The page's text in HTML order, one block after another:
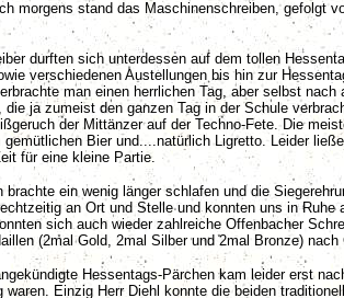
morgens stand das Maschinenschreiben, gefolgt
durften sich unterdessen auf dem tollen
verschiedenen Austellungen bis hin zur
man einen herrlichen Tag, aber selbst
die ja zumeist den ganzen Tag in der Schule
der Mittänzer auf der Techno-Fete. Die
Bier und....natürlich Ligretto. Leider
für eine kleine Partie.
brachte ein wenig länger schlafen und die
an Ort und Stelle und konnten uns in
sich auch wieder zahlreiche Offenbacher
(2mal Gold, 2mal Silber und 2mal Bronze) nach
Hessentags-Pärchen kam leider erst
waren. Einzig Herr Diehl konnte die beiden